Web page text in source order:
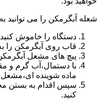
شعله آبگرمکن را می توانید
دستگاه را خاموش
قاب روی آبگرمکن را
پیچ های مشعل آبگرمکن
با دستمال،آب گرم و
ماده شوینده ای،مشعل
سپس اقدام به بستن
کنید.